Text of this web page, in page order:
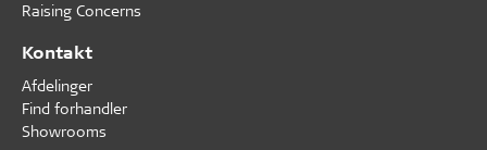
Raising Concerns
Kontakt
Afdelinger
Find forhandler
Showrooms